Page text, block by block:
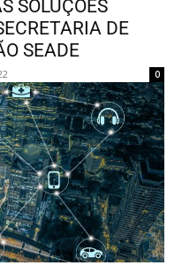
SOLUÇÕES
DE
SEADE
0